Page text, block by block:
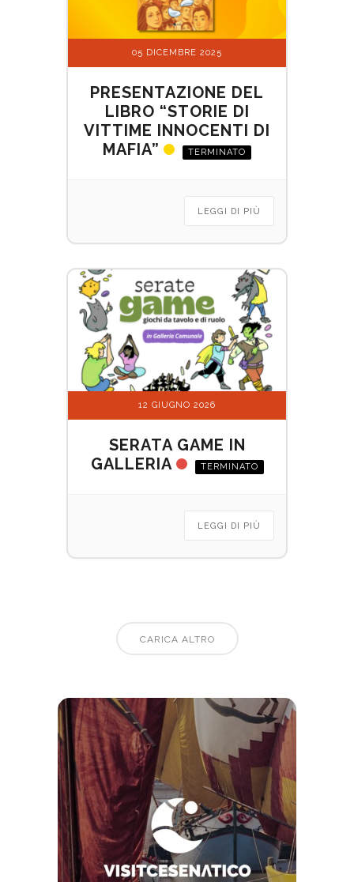
05 DICEMBRE 2025
PRESENTAZIONE DEL
LIBRO “STORIE DI
VITTIME INNOCENTI DI
MAFIA”
TERMINATO
LEGGI DI PIÙ
12 GIUGNO 2026
SERATA GAME IN
GALLERIA
TERMINATO
LEGGI DI PIÙ
CARICA ALTRO